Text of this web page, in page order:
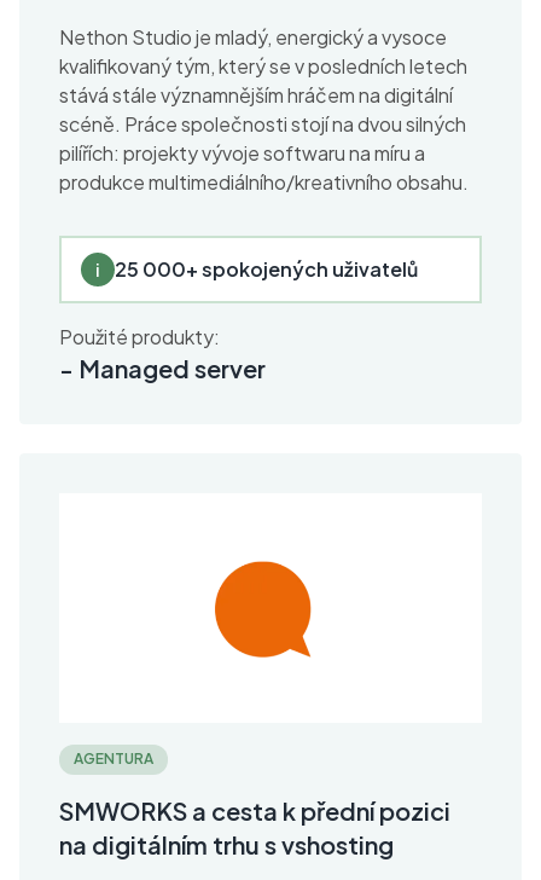
Nethon Studio je mladý, energický a vysoce
kvalifikovaný tým, který se v posledních letech
stává stále významnějším hráčem na digitální
scéně. Práce společnosti stojí na dvou silných
pilířích: projekty vývoje softwaru na míru a
produkce multimediálního/kreativního obsahu.
i 25 000+ spokojených uživatelů
Použité produkty:
- Managed server
AGENTURA
SMWORKS a cesta k přední pozici
na digitálním trhu s vshosting